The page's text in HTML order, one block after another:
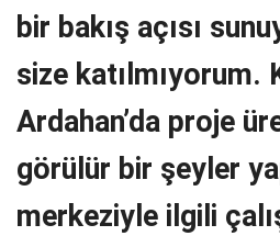
bir bakış açısı
size
Ardahan’da proje
görülür bir şeyler
merkeziyle ilgili